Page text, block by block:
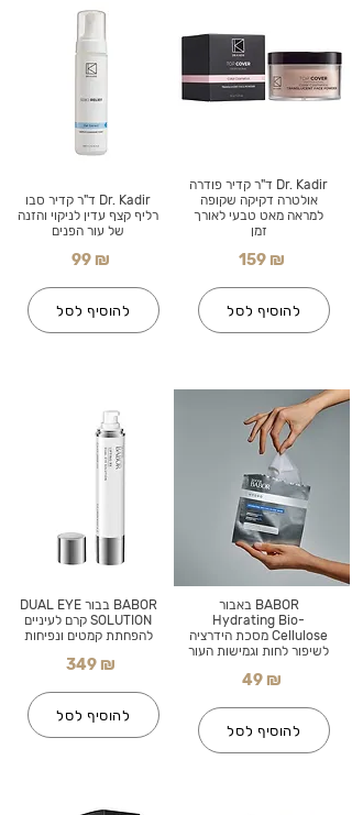
Dr. Kadir ד"ר קדיר סבו
רליף קצף עדין לניקוי והזנה
של עור הפנים
99 ₪
להוסיף לסל
BABOR בבור DUAL EYE
SOLUTION קרם לעיניים
להפחתת קמטים ונפיחות
349 ₪
להוסיף לסל
Dr. Kadir ד"ר קדיר פודרה
אולטרה דקיקה שקופה
למראה מאט טבעי לאורך
זמן
159 ₪
להוסיף לסל
BABOR באבור
Hydrating Bio-
Cellulose מסכת הידרציה
לשיפור לחות וגמישות העור
49 ₪
להוסיף לסל